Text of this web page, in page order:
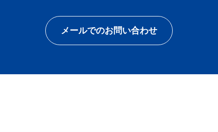
メールでのお問い合わせ